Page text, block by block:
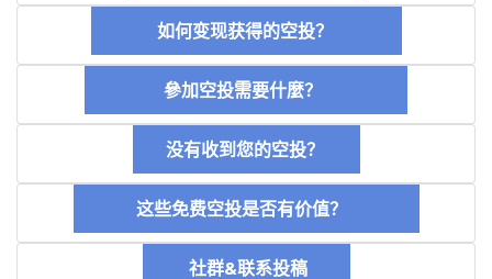
如何变现获得的空投？
參加空投需要什麼？
没有收到您的空投？
这些免费空投是否有价值？
社群&联系投稿